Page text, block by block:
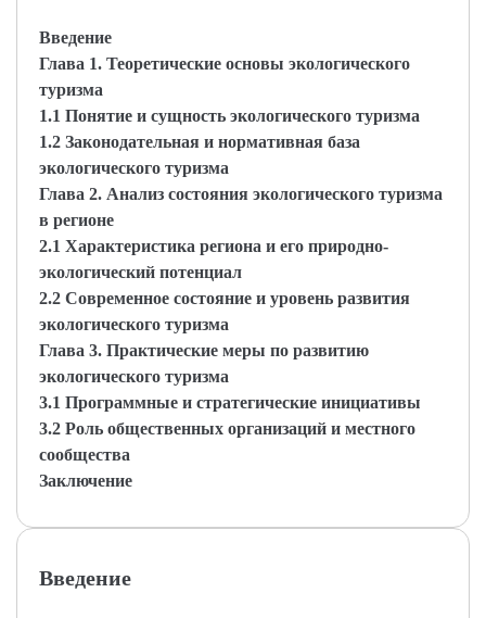
Введение
Глава 1. Теоретические основы экологического
туризма
1.1 Понятие и сущность экологического туризма
1.2 Законодательная и нормативная база
экологического туризма
Глава 2. Анализ состояния экологического туризма
в регионе
2.1 Характеристика региона и его природно-
экологический потенциал
2.2 Современное состояние и уровень развития
экологического туризма
Глава 3. Практические меры по развитию
экологического туризма
3.1 Программные и стратегические инициативы
3.2 Роль общественных организаций и местного
сообщества
Заключение
Введение